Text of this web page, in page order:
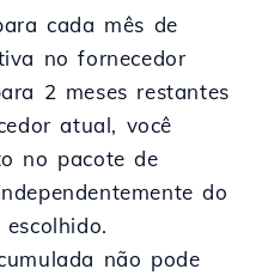
cada mês de
no fornecedor
2 meses restantes
atual, você
no pacote de
do
não pode